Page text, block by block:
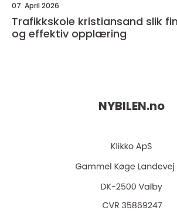
07. April 2026
Trafikkskole kristiansand slik finner du trygg
og effektiv opplæring
NYBILEN.no